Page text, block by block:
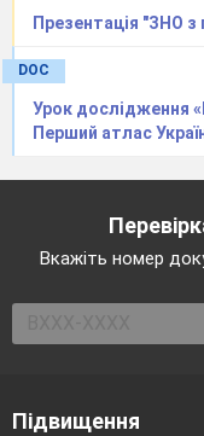
Презентація "ЗНО з
DOC
Урок дослідження
Перший атлас
Вкажіть номер
Підвищення